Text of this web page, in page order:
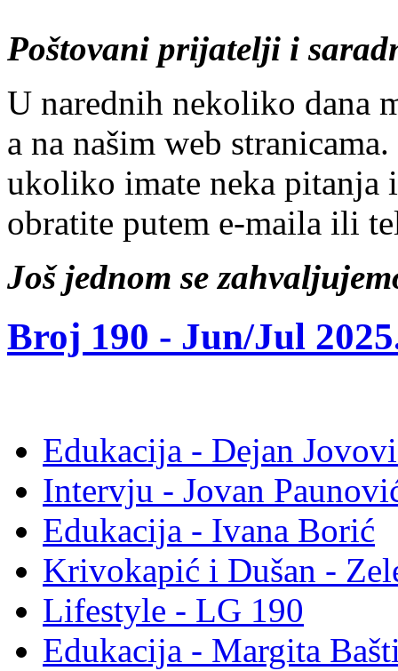
Poštovani prijatelji i
U narednih nekoliko dana
a na našim web
ukoliko imate neka pitanja
obratite putem e-maila ili
Još jednom se
Broj 190 - Jun/Jul
Edukacija - Dejan
Intervju - Jovan
Edukacija - Ivana Borić
Krivokapić i Dušan -
Lifestyle - LG 190
Edukacija - Margita